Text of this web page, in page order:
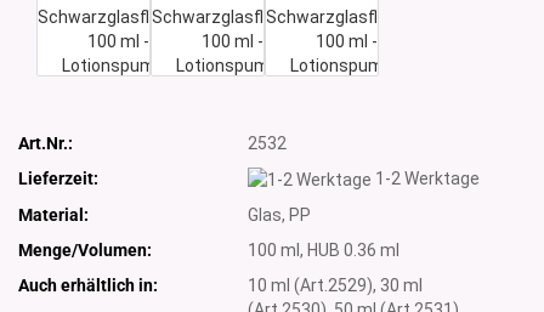
Art.Nr.:
2532
Lieferzeit:
1-2 Werktage
Material:
Glas, PP
Menge/Volumen:
100 ml, HUB 0.36 ml
Auch erhältlich in:
10 ml (Art.2529), 30 ml